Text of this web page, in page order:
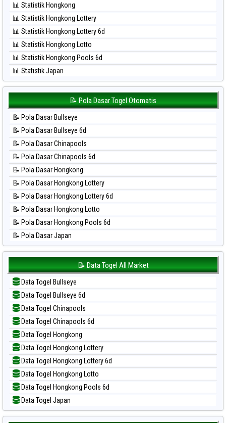
⚽ Bola Hitam Sao Paulo
⚽ Bola Hitam Singapore
⚽ Bola Hitam Sydney
⚽ Bola Hitam Sydney Lottery
⚽ Bola Hitam Sydney Lottery 6d
⚽ Bola Hitam Sydney Lotto
⚽ Bola Hitam Sydney Pools 6d
⚽ Bola Hitam Taipei
⚽ Bola Hitam Taiwan
📊 Statistik Hongkong
📊 Statistik Hongkong Lottery
📊 Statistik Hongkong Lottery 6d
📊 Statistik Hongkong Lotto
📊 Statistik Hongkong Pools 6d
📊 Statistik Japan
📊 Statistik Japan 6d
📊 Statistik Korea
📊 Statistik Kuda Lari
📊 Statistik Magnum Cambodia
📊 Statistik Nagoya
📊 Statistik New York Midday
📊 Statistik North Carolina Day
📊 Statistik Pcso
📊 Statistik Pennsylvania Day
📊 Statistik Sao Paulo
📊 Statistik Singapore
📊 Statistik Sydney
📊 Statistik Sydney Lottery
📊 Statistik Sydney Lottery 6d
📊 Statistik Sydney Lotto
📊 Statistik Sydney Pools 6d
📊 Statistik Taipei
📊 Statistik Taiwan
📝 Pola Dasar Togel Otomatis
📝 Pola Dasar Bullseye
📝 Pola Dasar Bullseye 6d
📝 Pola Dasar Chinapools
📝 Pola Dasar Chinapools 6d
📝 Pola Dasar Hongkong
📝 Pola Dasar Hongkong Lottery
📝 Pola Dasar Hongkong Lottery 6d
📝 Pola Dasar Hongkong Lotto
📝 Pola Dasar Hongkong Pools 6d
📝 Pola Dasar Japan
📝 Pola Dasar Japan 6d
📝 Pola Dasar Korea
📝 Pola Dasar Kuda Lari
📝 Pola Dasar Magnum Cambodia
📝 Pola Dasar Nagoya
📝 Pola Dasar North Carolina Day
📝 Pola Dasar Pcso
📝 Pola Dasar Sao Paulo
📝 Pola Dasar Singapore
📝 Pola Dasar Sydney
📝 Pola Dasar Sydney Lottery
📝 Pola Dasar Sydney Lottery 6d
📝 Pola Dasar Sydney Lotto
📝 Pola Dasar Sydney Pools 6d
📝 Data Togel All Market
Data Togel Bullseye
Data Togel Bullseye 6d
Data Togel Chinapools
Data Togel Chinapools 6d
Data Togel Hongkong
Data Togel Hongkong Lottery
Data Togel Hongkong Lottery 6d
Data Togel Hongkong Lotto
Data Togel Hongkong Pools 6d
Data Togel Japan
Data Togel Japan 6d